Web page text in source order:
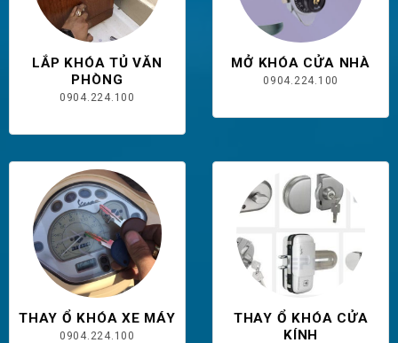
LẮP KHÓA TỦ VĂN
PHÒNG
0904.224.100
MỞ KHÓA CỬA NHÀ
0904.224.100
THAY Ổ KHÓA XE MÁY
0904.224.100
THAY Ổ KHÓA CỬA
KÍNH